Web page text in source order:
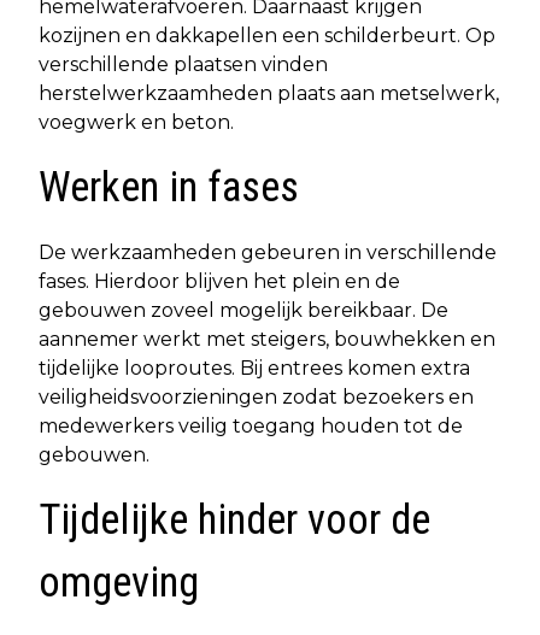
hemelwaterafvoeren. Daarnaast krijgen
kozijnen en dakkapellen een schilderbeurt. Op
verschillende plaatsen vinden
herstelwerkzaamheden plaats aan metselwerk,
voegwerk en beton.
Werken in fases
De werkzaamheden gebeuren in verschillende
fases. Hierdoor blijven het plein en de
gebouwen zoveel mogelijk bereikbaar. De
aannemer werkt met steigers, bouwhekken en
tijdelijke looproutes. Bij entrees komen extra
veiligheidsvoorzieningen zodat bezoekers en
medewerkers veilig toegang houden tot de
gebouwen.
Tijdelijke hinder voor de
omgeving